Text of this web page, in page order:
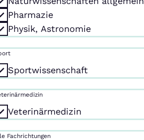
Pharmazie
Physik, Astronomie
Sportwissenschaft
Veterinärmedizin
Fachrichtungen